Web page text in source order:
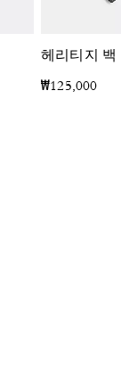
헤리티지 백
₩125,000